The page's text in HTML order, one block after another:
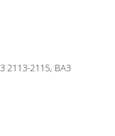
2113-2115, ВАЗ